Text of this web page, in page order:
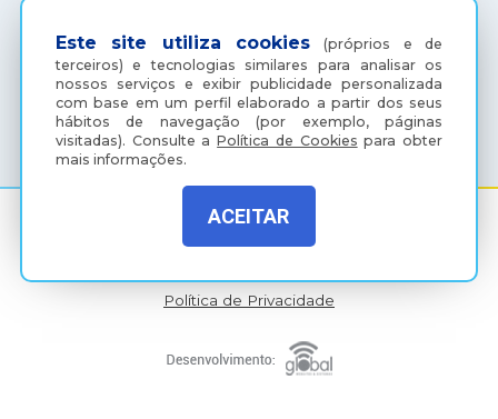
Este site utiliza cookies (próprios e de
terceiros) e tecnologias similares para analisar os
nossos serviços e exibir publicidade personalizada
com base em um perfil elaborado a partir dos seus
hábitos de navegação (por exemplo, páginas
visitadas). Consulte aPolítica de Cookies para obter
mais informações.
ACEITAR
(18) 3607-6500
Política de Privacidade